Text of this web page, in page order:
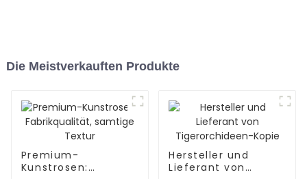
Die Meistverkauften Produkte
Premium-
Kunstrosen:
Hersteller und
Lieferant von